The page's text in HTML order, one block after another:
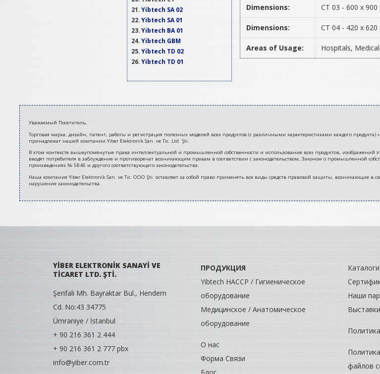
Yibtech SA 02
Yibtech SA 01
Yibtech BA 01
Yibtech GBM
Yibtech TD 02
Yibtech TD 01
Dimensions: CT 03 - 600 x
Dimensions: CT 04 - 420 x
Areas of Usage: Hospitals,
28
Уважаемый Посетитель,
Торговая марка, дизайн, патент, работы и регистрация полезных моделей всех продуктов (с различными характеристиками каждого
принадлежат нашей компании Yiber Elektronik San. ve Tic. Ltd. Şti.
В этом контексте вышеупомянутые права интеллектуальной и промышленной собственности и использование всех продуктов, изображений
вводят потребителя в заблуждение и противоречат возникающим правам в соответствии с законодательством, Законом о промышленной
произведениях № 5846 и другого соответствующего законодательства.
Наша компания Yiber Elektronik San. ve Tic. ООО Şti. оставляет за собой право применять все виды средств правовой защиты, возникающие в
нарушение законодательства.
YİBER ELEKTRONİK SANAYİ VE
TİCARET LTD. ŞTİ.
Şerifali Mh. Bayraktar Bul., Hendem
Cd. No:43 34775
Ümraniye / İstanbul
+ 90 216 361 2 444
+ 90 216 361 2 777 pbx
info@yiber.com.tr
ПРОДУКЦИЯ
Yibtech HACCP / Гигиеническое
оборудование
Медицинское / Анатомическое
оборудование
О нас
Форма Связи
Блог
Каталоги
Наши
Выставки
файлов